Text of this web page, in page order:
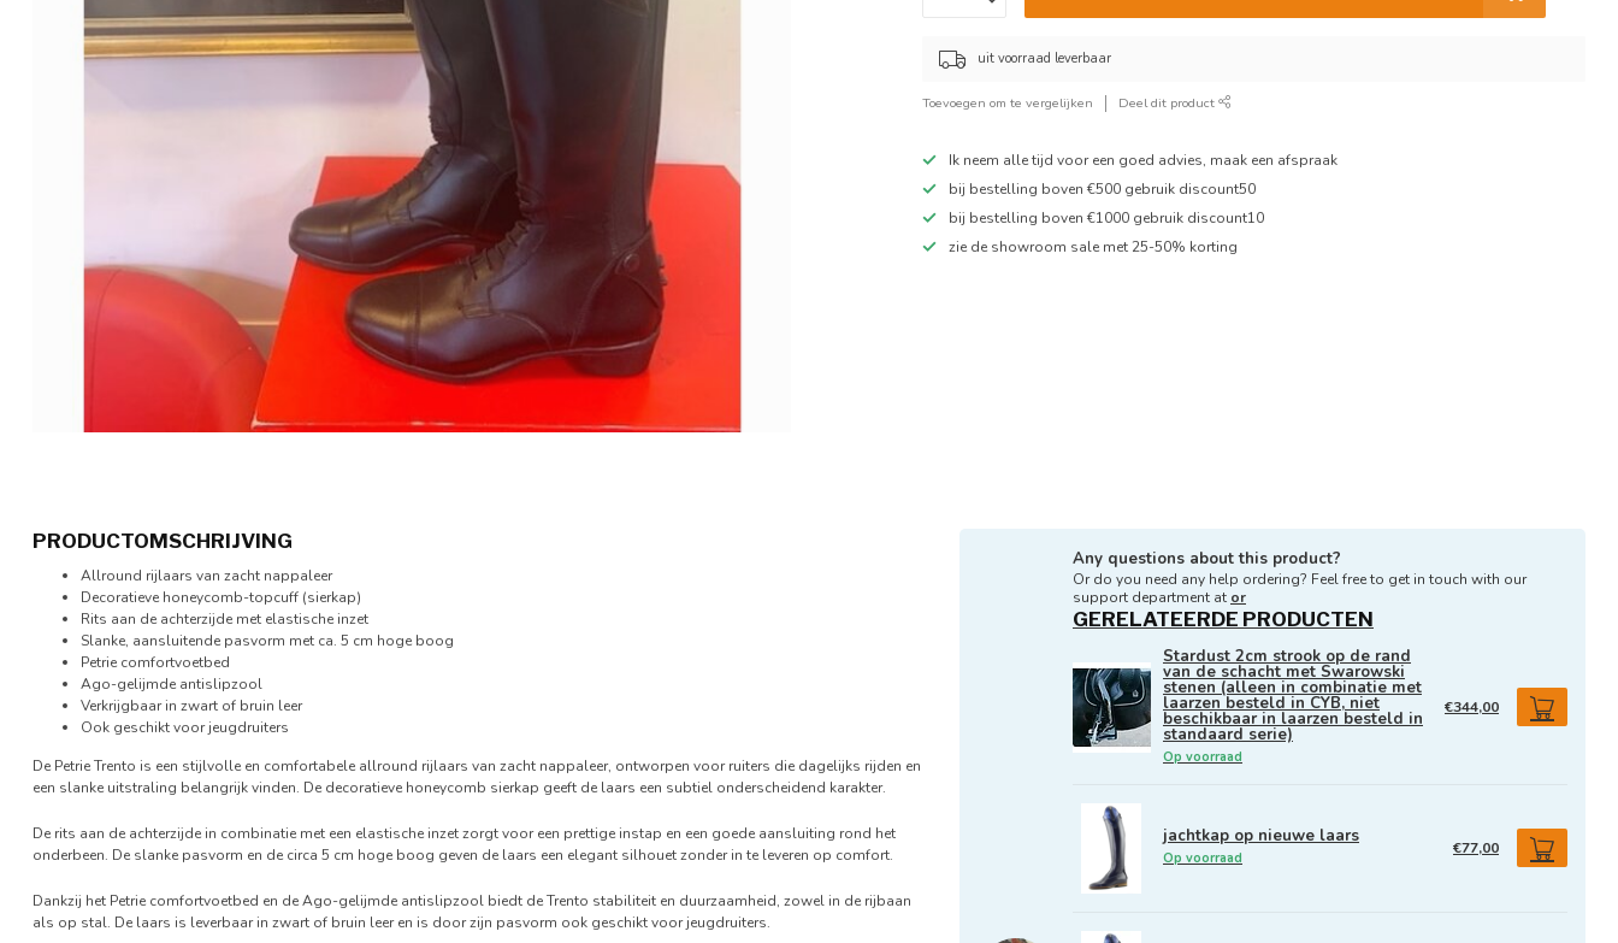
uit voorraad leverbaar
Toevoegen om te vergelijken Deel dit product
Ik neem alle tijd voor een goed advies, maak een afspraak
bij bestelling boven €500 gebruik discount50
bij bestelling boven €1000 gebruik discount10
zie de showroom sale met 25-50% korting
PRODUCTOMSCHRIJVING
Allround rijlaars van zacht nappaleer
Decoratieve honeycomb-topcuff (sierkap)
Rits aan de achterzijde met elastische inzet
Slanke, aansluitende pasvorm met ca. 5 cm hoge boog
Petrie comfortvoetbed
Ago-gelijmde antislipzool
Verkrijgbaar in zwart of bruin leer
Ook geschikt voor jeugdruiters
De Petrie Trento is een stijlvolle en comfortabele allround rijlaars van zacht nappaleer, ontworpen voor ruiters die dagelijks rijden en
een slanke uitstraling belangrijk vinden. De decoratieve honeycomb sierkap geeft de laars een subtiel onderscheidend karakter.
De rits aan de achterzijde in combinatie met een elastische inzet zorgt voor een prettige instap en een goede aansluiting rond het
onderbeen. De slanke pasvorm en de circa 5 cm hoge boog geven de laars een elegant silhouet zonder in te leveren op comfort.
Dankzij het Petrie comfortvoetbed en de Ago-gelijmde antislipzool biedt de Trento stabiliteit en duurzaamheid, zowel in de rijbaan
als op stal. De laars is leverbaar in zwart of bruin leer en is door zijn pasvorm ook geschikt voor jeugdruiters.
Any questions about this product?
Or do you need any help ordering? Feel free to get in touch with our
support department at or
GERELATEERDE PRODUCTEN
Stardust 2cm strook op de rand
van de schacht met Swarowski
stenen (alleen in combinatie met
laarzen besteld in CYB, niet
beschikbaar in laarzen besteld in
standaard serie)
Op voorraad
€344,00
jachtkap op nieuwe laars
Op voorraad
€77,00